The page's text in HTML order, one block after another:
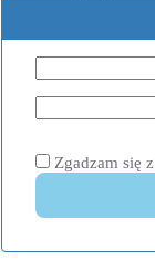
Zgadzam się z